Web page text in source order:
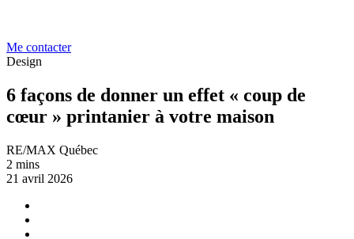
Me contacter
Design
6 façons de donner un effet « coup de
cœur » printanier à votre maison
RE/MAX Québec
2 mins
21 avril 2026